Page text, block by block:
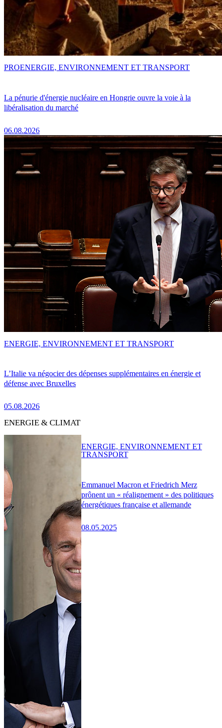
La pénurie d'énergie nucléaire en Hongrie ouvre la voie à la
libéralisation du marché
06.08.2026
PROENERGIE, ENVIRONNEMENT ET TRANSPORT
L’Italie va négocier des dépenses supplémentaires en énergie et
défense avec Bruxelles
05.08.2026
ENERGIE, ENVIRONNEMENT ET TRANSPORT
ENERGIE & CLIMAT
Emmanuel Macron et Friedrich Merz
prônent un « réalignement » des politiques
énergétiques française et allemande
08.05.2025
ENERGIE, ENVIRONNEMENT ET
TRANSPORT